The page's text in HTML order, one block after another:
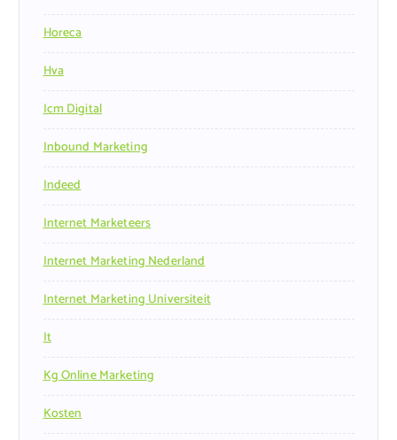
Horeca
Hva
Icm Digital
Inbound Marketing
Indeed
Internet Marketeers
Internet Marketing Nederland
Internet Marketing Universiteit
It
Kg Online Marketing
Kosten